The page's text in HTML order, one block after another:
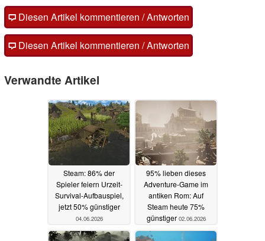
Diesen Artikel kommentieren / Antworten
Diesen Artikel kommentieren / Antworten
Verwandte Artikel
Steam: 86% der
Spieler feiern Urzeit-
Survival-Aufbauspiel,
jetzt 50% günstiger
04.06.2026
95% lieben dieses
Adventure-Game im
antiken Rom: Auf
Steam heute 75%
günstiger 02.06.2026